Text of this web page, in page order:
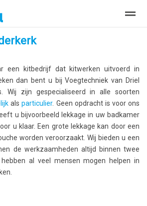
Zakelijke kitwerkzaamheden
Locatie Zoeken
een kitbedrijf dat kitwerken uitvoerd in
dan bent u bij Voegtechniek van Driel
Wij zijn gespecialiseerd in alle soorten
alsparticulier. Geen opdracht is voor ons
u bijvoorbeeld lekkage in uw badkamer
u klaar. Een grote lekkage kan door een
worden veroorzaakt. Wij bieden u een
de werkzaamheden altijd binnen twee
al veel mensen mogen helpen in